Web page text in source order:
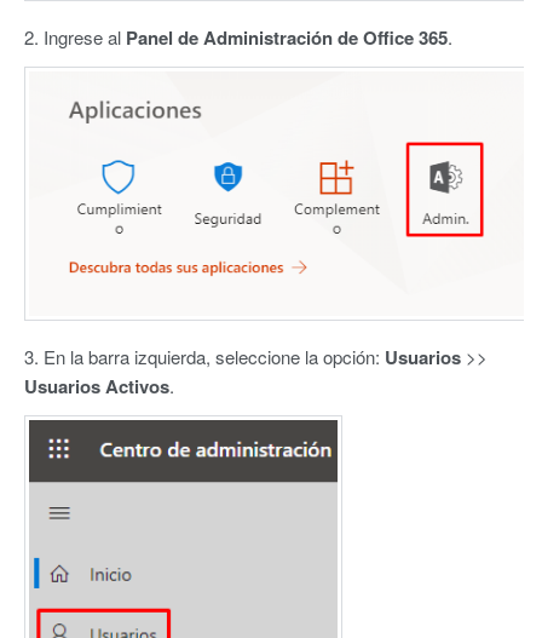
2. Ingrese al Panel de Administración de Office 365.
3. En la barra izquierda, seleccione la opción: Usuarios >>
Usuarios Activos.